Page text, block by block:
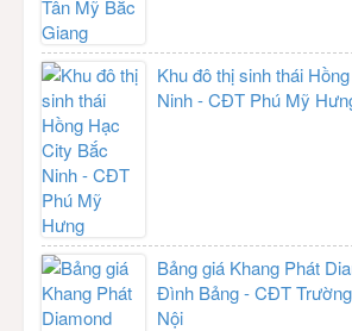
Khu đô thị sinh thái
Ninh - CĐT Phú Mỹ
Bảng giá Khang Phát
Đình Bảng - CĐT
Nội